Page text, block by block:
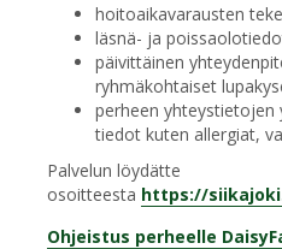
hoitoaikavarausten
läsnä- ja
päivittäinen
ryhmäkohtaiset
perheen yhteystietojen
tiedot kuten allergiat,
Palvelun löydätte
osoitteesta https://
Ohjeistus perheelle